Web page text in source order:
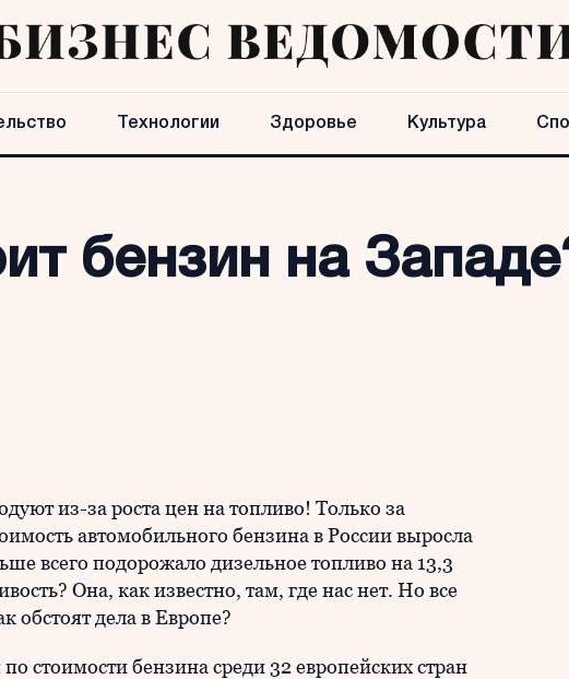
Технологии Здоровье Культура
бензин на
из-за роста цен на топливо! Только за
автомобильного бензина в России выросла
всего подорожало дизельное топливо на 13,3
Она, как известно, там, где нас нет. Но все
обстоят дела в Европе?
стоимости бензина среди 32 европейских стран